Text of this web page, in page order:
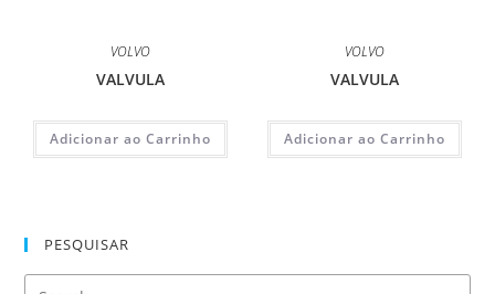
VOLVO
VALVULA
Adicionar ao Carrinho
VOLVO
VALVULA
Adicionar ao Carrinho
PESQUISAR